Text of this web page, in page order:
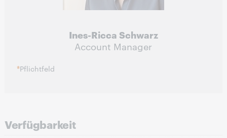
Ines-Ricca Schwarz
Account Manager
*Pflichtfeld
Verfügbarkeit